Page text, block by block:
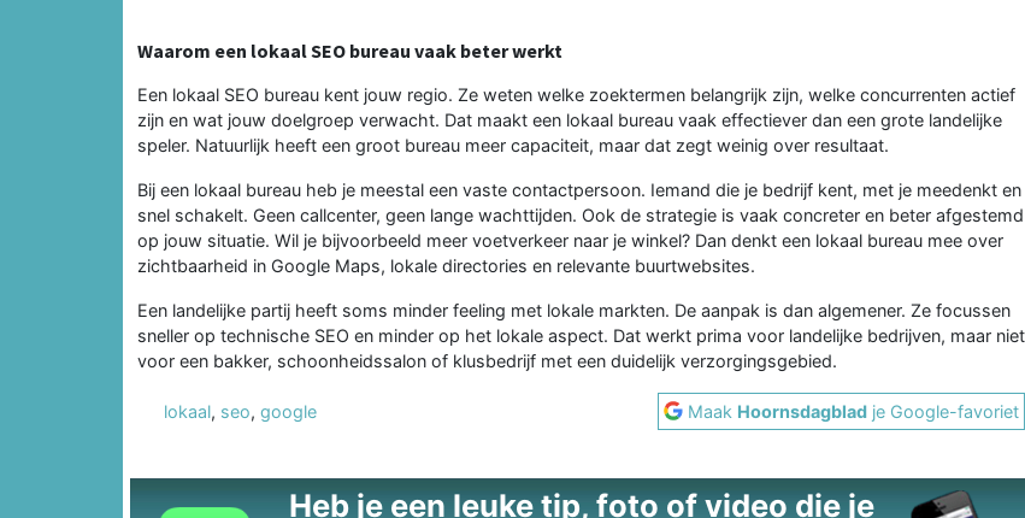
Waarom een lokaal SEO bureau vaak beter werkt
Een lokaal SEO bureau kent jouw regio. Ze weten welke zoektermen belangrijk zijn, welke concurrenten actief
zijn en wat jouw doelgroep verwacht. Dat maakt een lokaal bureau vaak effectiever dan een grote landelijke
speler. Natuurlijk heeft een groot bureau meer capaciteit, maar dat zegt weinig over resultaat.
Bij een lokaal bureau heb je meestal een vaste contactpersoon. Iemand die je bedrijf kent, met je meedenkt en
snel schakelt. Geen callcenter, geen lange wachttijden. Ook de strategie is vaak concreter en beter afgestemd
op jouw situatie. Wil je bijvoorbeeld meer voetverkeer naar je winkel? Dan denkt een lokaal bureau mee over
zichtbaarheid in Google Maps, lokale directories en relevante buurtwebsites.
Een landelijke partij heeft soms minder feeling met lokale markten. De aanpak is dan algemener. Ze focussen
sneller op technische SEO en minder op het lokale aspect. Dat werkt prima voor landelijke bedrijven, maar niet
voor een bakker, schoonheidssalon of klusbedrijf met een duidelijk verzorgingsgebied.
lokaal, seo, google Maak Hoornsdagblad je Google-favoriet
Heb je een leuke tip, foto of video die je